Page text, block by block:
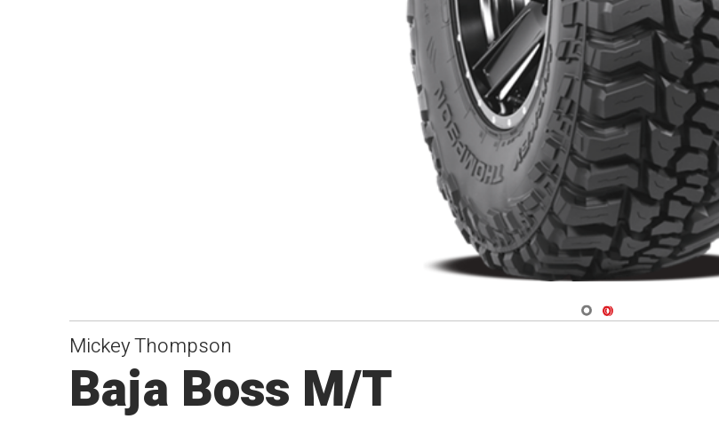
Navigate 1
Navigate 2
Mickey Thompson
Baja Boss M/T